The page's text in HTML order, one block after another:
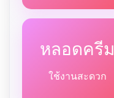
หลอดครีม
ใช้งานสะดวก